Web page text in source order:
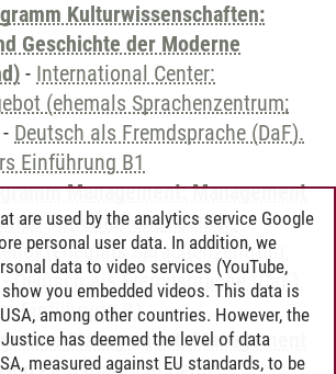
Kulturwissenschaften:
Geschichte der Moderne
- International Center:
(ehemals Sprachenzentrum;
- Deutsch als Fremdsprache (DaF).
Einführung B1
Management: Management
-International Center:
(ehemals Sprachenzentrum;
Deutsch als Fremdsprache (DaF).
Einführung B1
Management: Management
are used by the analytics service Google
personal user data. In addition, we
data to video services (YouTube,
you embedded videos. This data is
among other countries. However, the
has deemed the level of data
measured against EU standards, to be